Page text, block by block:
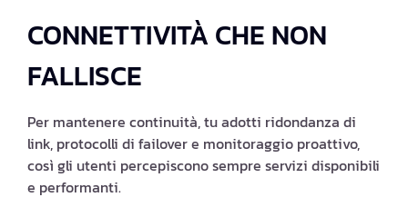
CONNETTIVITÀ CHE NON
FALLISCE
Per mantenere continuità, tu adotti ridondanza di
link, protocolli di failover e monitoraggio proattivo,
così gli utenti percepiscono sempre servizi disponibili
e performanti.